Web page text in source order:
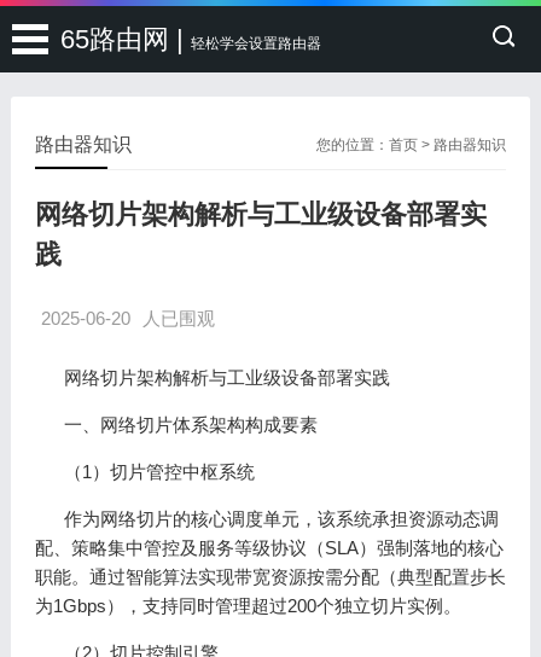
65路由网 | 轻松学会设置路由器
您的位置：首页 > 路由器知识
路由器知识
网络切片架构解析与工业级设备部署实
践
2025-06-20 人已围观
网络切片架构解析与工业级设备部署实践
一、网络切片体系架构构成要素
（1）切片管控中枢系统
作为网络切片的核心调度单元，该系统承担资源动态调
配、策略集中管控及服务等级协议（SLA）强制落地的核心
职能。通过智能算法实现带宽资源按需分配（典型配置步长
为1Gbps），支持同时管理超过200个独立切片实例。
（2）切片控制引擎